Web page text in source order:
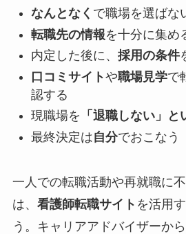
なんとなく で職場を選ばな
転職先の情報を十分に集め
内定した後に、 採用の条件
口コミサイトや職場見学で
認する
現職場を 「退職しない」と
最終決定は自分でおこなう
一人での転職活動や再就職に
は、 看護師転職サイト を活用
う。キャリアアドバイザーか